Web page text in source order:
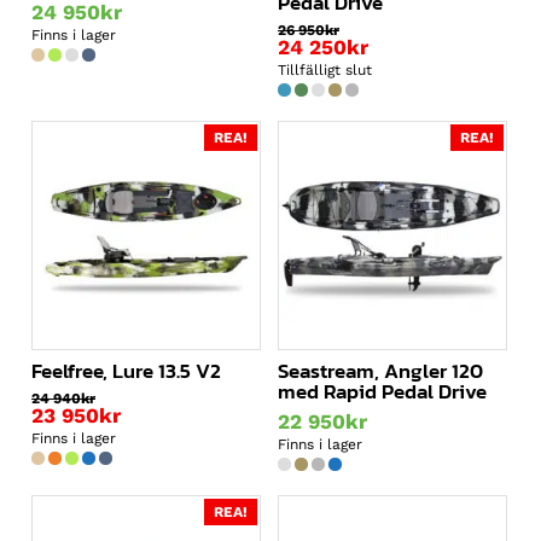
24 950kr
Finns i lager 26 950kr
Det
ursprungliga
priset
26
24 250kr
Det
nuvarande
är:
Tillfälligt slut
REA!
Feelfree, Lure 13.5 V2
24 940kr
Det
ursprungliga
priset
24
23 950kr
Det
nuvarande
är:
Finns i lager
REA!
Seastream, Angler 120
med Rapid Pedal Drive
22 950kr
Finns i lager
REA!